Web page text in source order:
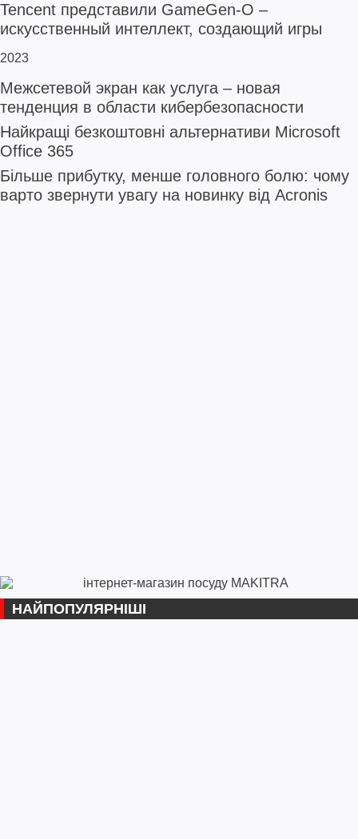
Tencent представили GameGen-O –
искусственный интеллект, создающий игры
2023
Межсетевой экран как услуга – новая
тенденция в области кибербезопасности
Найкращі безкоштовні альтернативи Microsoft
Office 365
Більше прибутку, менше головного болю: чому
варто звернути увагу на новинку від Acronis
НАЙПОПУЛЯРНІШІ